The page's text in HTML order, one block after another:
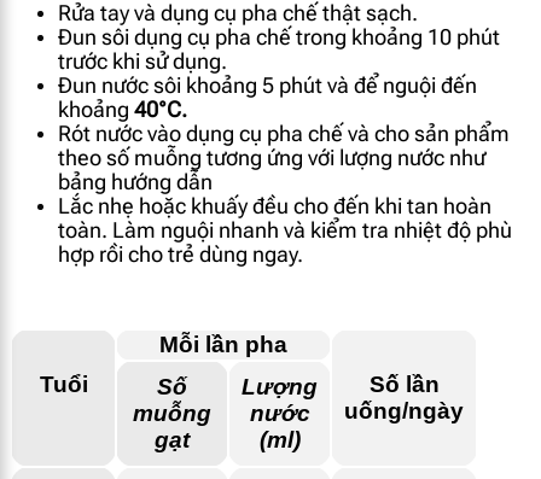
Rửa tay và dụng cụ pha chế thật sạch.
Đun sôi dụng cụ pha chế trong khoảng 10 phút
trước khi sử dụng.
Đun nước sôi khoảng 5 phút và để nguội đến
khoảng 40°C.
Rót nước vào dụng cụ pha chế và cho sản phẩm
theo số muỗng tương ứng với lượng nước như
bảng hướng dẫn
Lắc nhẹ hoặc khuấy đều cho đến khi tan hoàn
toàn. Làm nguội nhanh và kiểm tra nhiệt độ phù
hợp rồi cho trẻ dùng ngay.
Tuổi
Mỗi lần pha
Số lần
uống/ngày
Số
muỗng
gạt
Lượng
nước
(ml)